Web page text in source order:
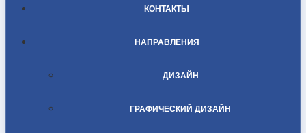
КОНТАКТЫ
НАПРАВЛЕНИЯ
ДИЗАЙН
ГРАФИЧЕСКИЙ ДИЗАЙН